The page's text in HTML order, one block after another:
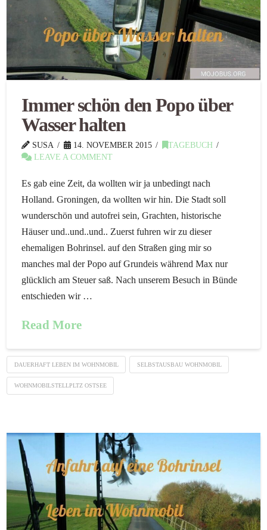
Immer schön den Popo über
Wasser halten
SUSA 14. NOVEMBER 2015
TAGEBUCH
LEAVE A COMMENT
Es gab eine Zeit, da wollten wir ja unbedingt nach
Holland. Groningen, da wollten wir hin. Die Stadt soll
wunderschön und autofrei sein, Grachten, historische
Häuser und..und..und.. Zuerst fuhren wir zu dieser
ehemaligen Bohrinsel. auf den Straßen ging mir so
manches mal der Popo auf Grundeis während Max nur
glücklich am Steuer saß. Nach unserem Besuch in Bünde
entschieden wir …
Read More
DAUERHAFT LEBEN IM WOHNMOBIL SELBSTAUSBAU WOHNMOBIL
WOHNMOBILSTELLPLTZ OSTSEE